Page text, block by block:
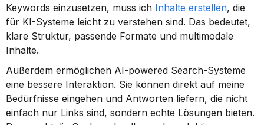
Keywords einzusetzen, muss ich Inhalte erstellen, die
für KI-Systeme leicht zu verstehen sind. Das bedeutet,
klare Struktur, passende Formate und multimodale
Inhalte.
Außerdem ermöglichen AI-powered Search-Systeme
eine bessere Interaktion. Sie können direkt auf meine
Bedürfnisse eingehen und Antworten liefern, die nicht
einfach nur Links sind, sondern echte Lösungen bieten.